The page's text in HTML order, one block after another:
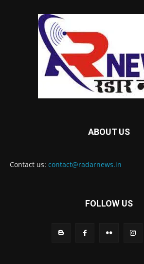
ABOUT US
Contact us: contact@radarnews.in
FOLLOW US